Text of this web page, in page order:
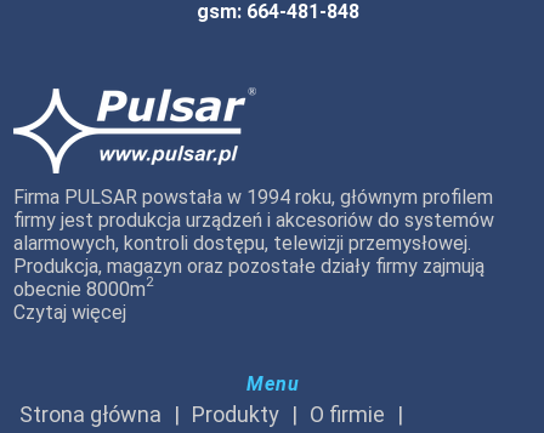
gsm: 664-481-848
Firma PULSAR powstała w 1994 roku, głównym profilem
firmy jest produkcja urządzeń i akcesoriów do systemów
alarmowych, kontroli dostępu, telewizji przemysłowej.
Produkcja, magazyn oraz pozostałe działy firmy zajmują
obecnie 8000m2
Czytaj więcej
Menu
Strona główna Produkty
O firmie